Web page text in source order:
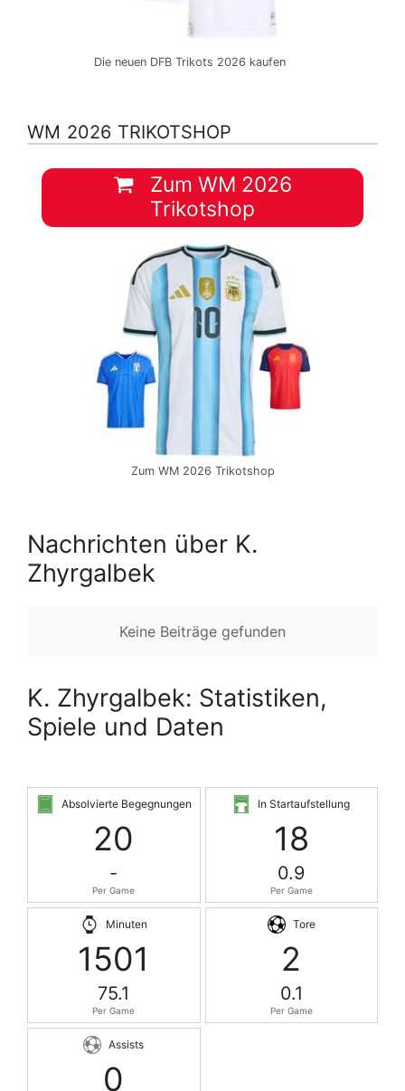
Die neuen DFB Trikots 2026 kaufen
WM 2026 TRIKOTSHOP
Zum WM 2026
Trikotshop
Zum WM 2026 Trikotshop
Nachrichten über K.
Zhyrgalbek
Keine Beiträge gefunden
K. Zhyrgalbek: Statistiken,
Spiele und Daten
Absolvierte Begegnungen
20
-
Per Game
In Startaufstellung
18
0.9
Per Game
Minuten
1501
75.1
Per Game
Tore
2
0.1
Per Game
Assists
0